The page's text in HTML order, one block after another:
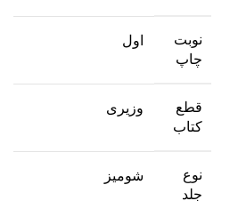
نوبت
چاپ
اول
قطع
کتاب
وزیری
نوع
جلد
شومیز